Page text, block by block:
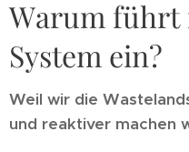
Warum führt
System ein?
Weil wir die
und reaktiver machen